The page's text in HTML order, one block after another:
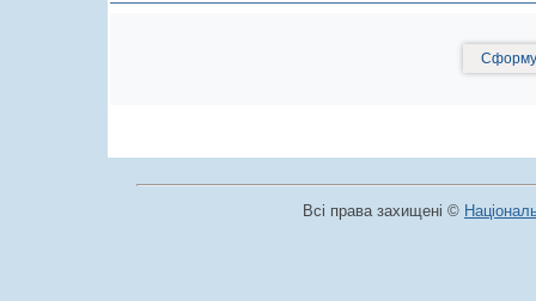
Всі права захищені ©